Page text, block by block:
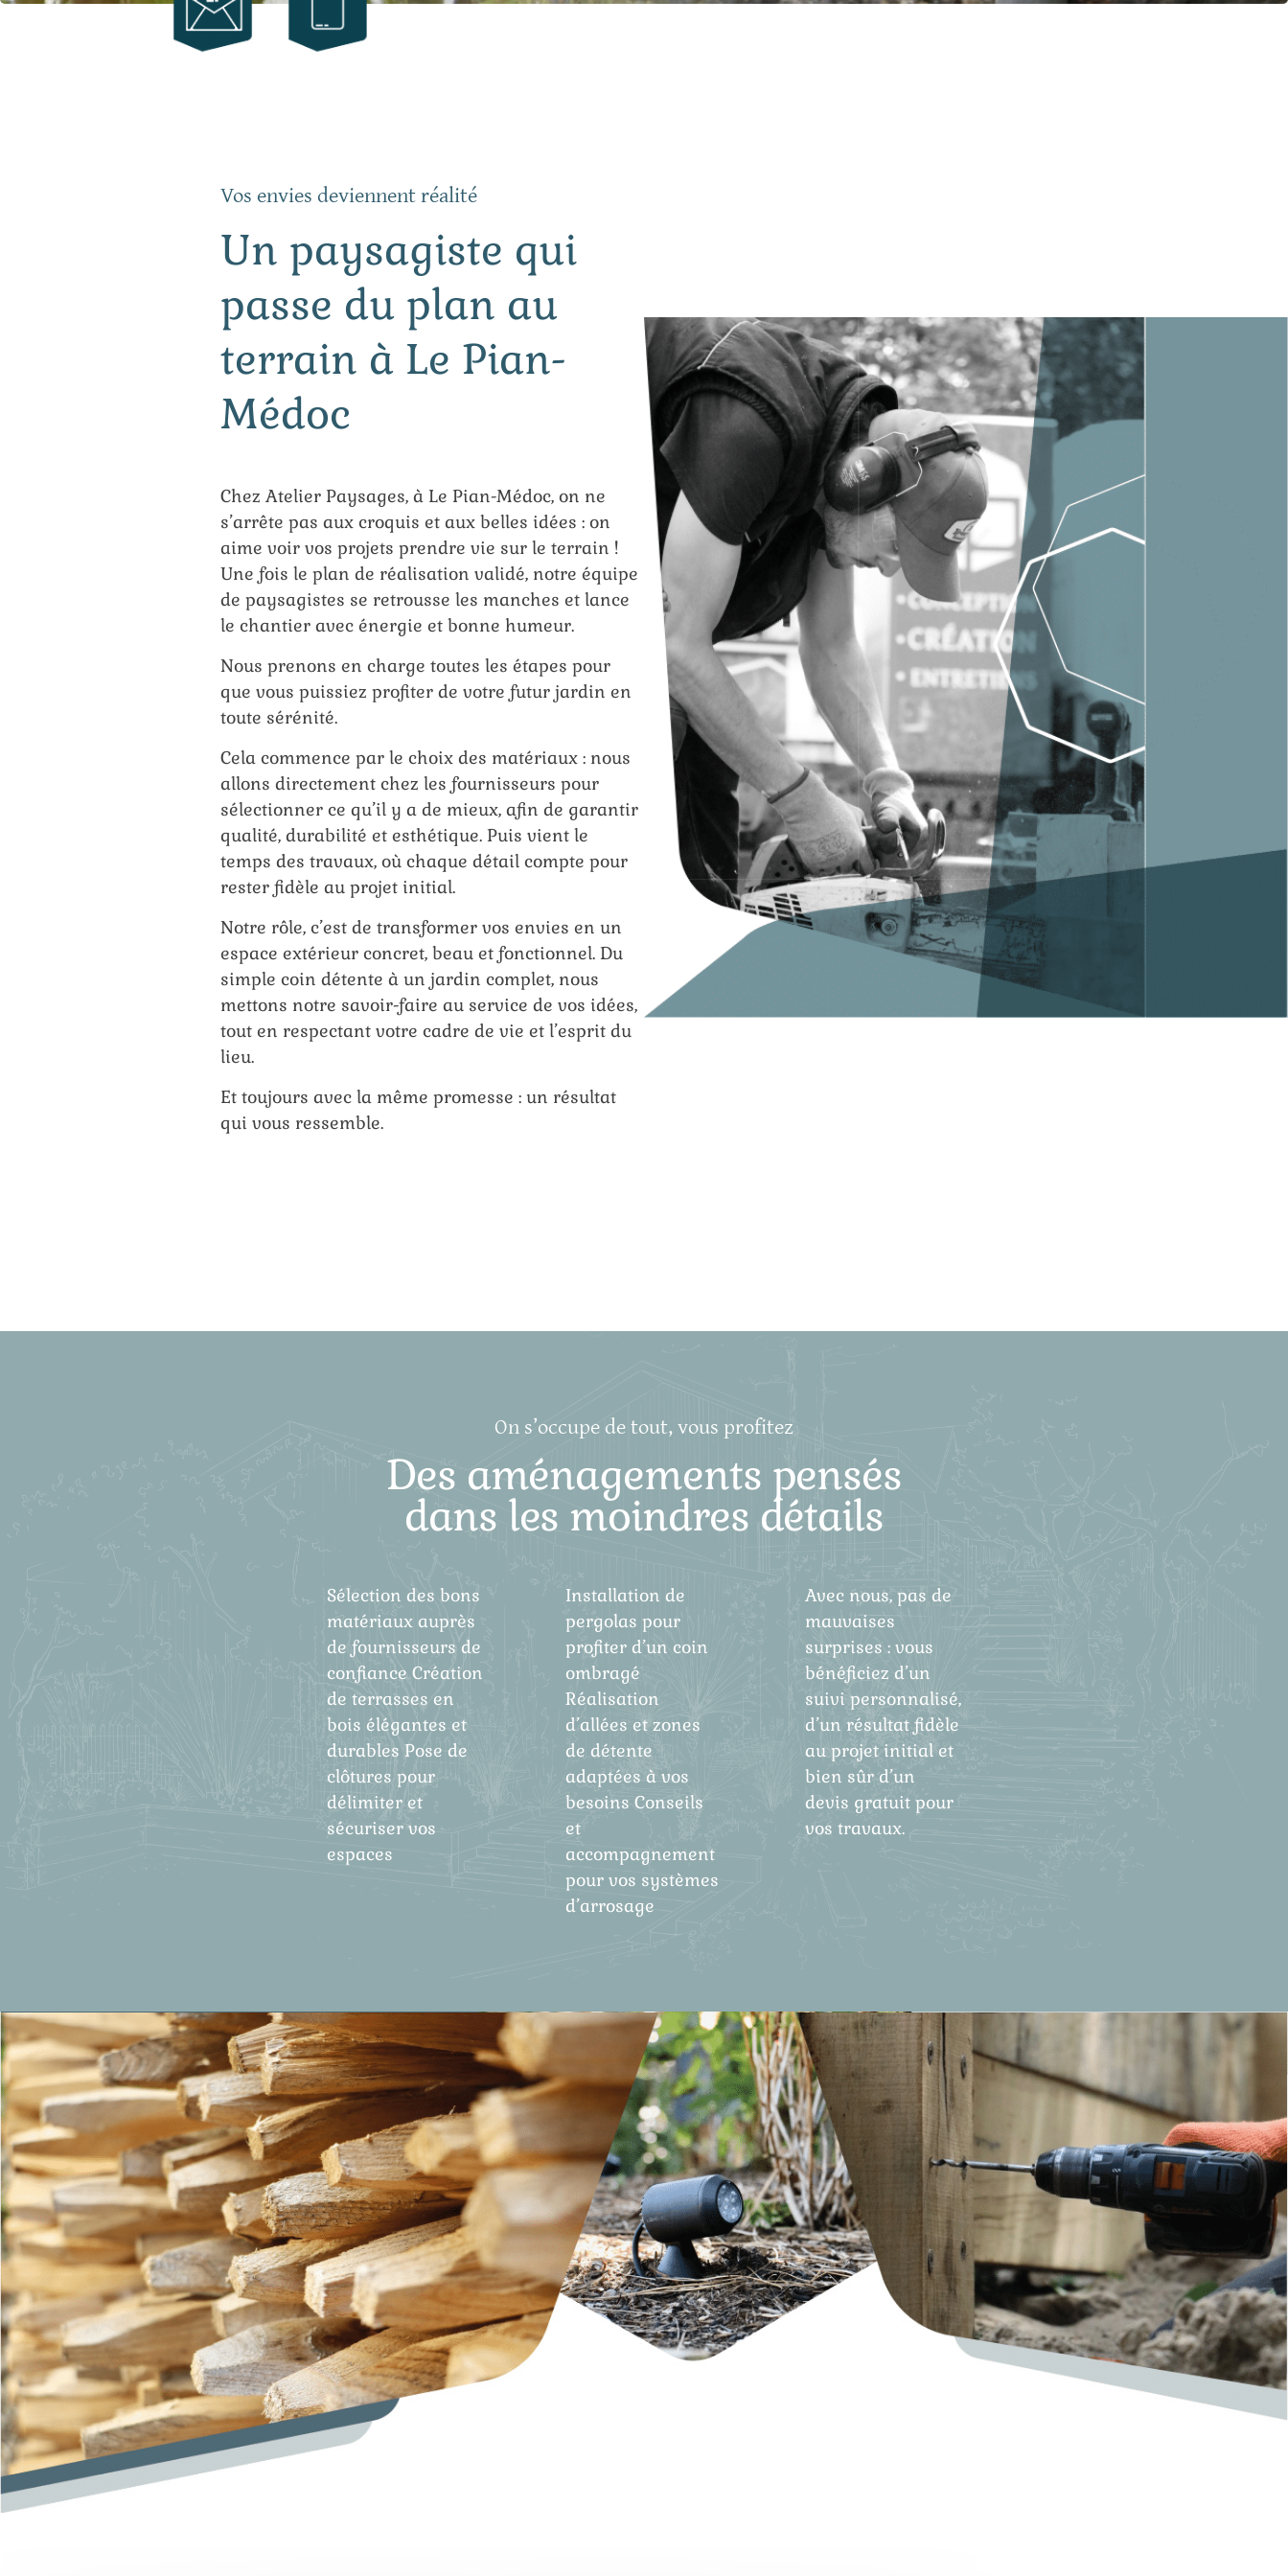
Vos envies deviennent réalité
Un paysagiste qui
passe du plan au
terrain à Le Pian-
Médoc
Chez Atelier Paysages, à Le Pian-Médoc, on ne
s’arrête pas aux croquis et aux belles idées : on
aime voir vos projets prendre vie sur le terrain !
Une fois le plan de réalisation validé, notre équipe
de paysagistes se retrousse les manches et lance
le chantier avec énergie et bonne humeur.
Nous prenons en charge toutes les étapes pour
que vous puissiez profiter de votre futur jardin en
toute sérénité.
Cela commence par le choix des matériaux : nous
allons directement chez les fournisseurs pour
sélectionner ce qu’il y a de mieux, afin de garantir
qualité, durabilité et esthétique. Puis vient le
temps des travaux, où chaque détail compte pour
rester fidèle au projet initial.
Notre rôle, c’est de transformer vos envies en un
espace extérieur concret, beau et fonctionnel. Du
simple coin détente à un jardin complet, nous
mettons notre savoir-faire au service de vos idées,
tout en respectant votre cadre de vie et l’esprit du
lieu.
Et toujours avec la même promesse : un résultat
qui vous ressemble.
On s’occupe de tout, vous profitez
Des aménagements pensés
dans les moindres détails
Sélection des bons
matériaux auprès
de fournisseurs de
confiance Création
de terrasses en
bois élégantes et
durables Pose de
clôtures pour
délimiter et
sécuriser vos
espaces
Installation de
pergolas pour
profiter d’un coin
ombragé
Réalisation
d’allées et zones
de détente
adaptées à vos
besoins Conseils
et
accompagnement
pour vos systèmes
d’arrosage
Avec nous, pas de
mauvaises
surprises : vous
bénéficiez d’un
suivi personnalisé,
d’un résultat fidèle
au projet initial et
bien sûr d’un
devis gratuit pour
vos travaux.